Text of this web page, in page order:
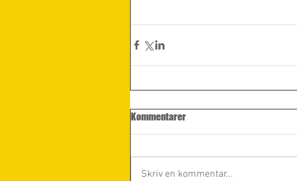
Kommentarer
Skriv en kommentar...